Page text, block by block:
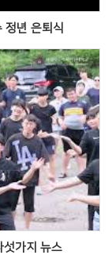
정년 은퇴식
가지 뉴스